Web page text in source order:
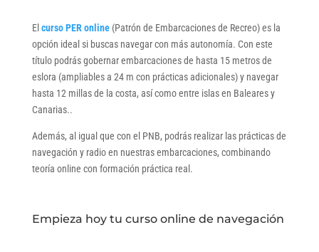
El curso PER online(Patrón de Embarcaciones de Recreo) es la
opción ideal si buscas navegar con más autonomía. Con este
título podrás gobernar embarcaciones de hasta 15 metros de
eslora (ampliables a 24 m con prácticas adicionales) y navegar
hasta 12 millas de la costa, así como entre islas en Baleares y
Canarias..
Además, al igual que con el PNB, podrás realizar las prácticas de
navegación y radio en nuestras embarcaciones, combinando
teoría online con formación práctica real.
Empieza hoy tu curso online de navegación